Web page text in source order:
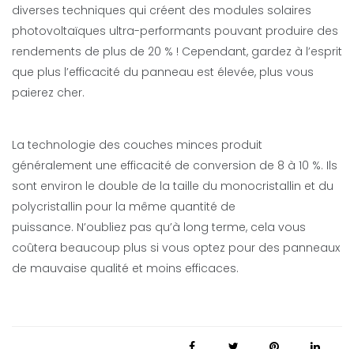
diverses techniques qui créent des modules solaires
photovoltaïques ultra-performants pouvant produire des
rendements de plus de 20 % ! Cependant, gardez à l’esprit
que plus l’efficacité du panneau est élevée, plus vous
paierez cher.
La technologie des couches minces produit
généralement une efficacité de conversion de 8 à 10 %. Ils
sont environ le double de la taille du monocristallin et du
polycristallin pour la même quantité de
puissance. N’oubliez pas qu’à long terme, cela vous
coûtera beaucoup plus si vous optez pour des panneaux
de mauvaise qualité et moins efficaces.